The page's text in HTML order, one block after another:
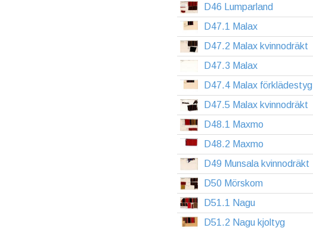
D46 Lumparland
D47.1 Malax
D47.2 Malax kvinnodräkt
D47.3 Malax
D47.4 Malax förklädestyg
D47.5 Malax kvinnodräkt
D48.1 Maxmo
D48.2 Maxmo
D49 Munsala kvinnodräkt
D50 Mörskom
D51.1 Nagu
D51.2 Nagu kjoltyg